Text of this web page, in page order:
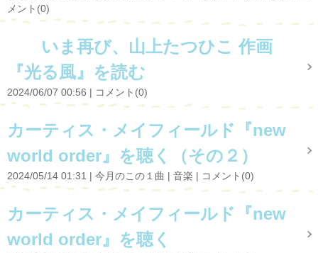
メント(0)
いま再び、山上たつひこ 作画
『光る風』を読む
2024/06/07 00:56 コメント(0)
カーティス・メイフィールド『new
world order』を聴く（その２）
2024/05/14 01:31 今月のこの１曲 音楽 コメント(0)
カーティス・メイフィールド『new
world order』を聴く